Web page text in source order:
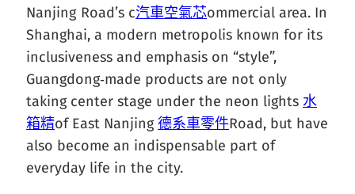
Nanjing Road’s c汽車空氣芯ommercial area. In
Shanghai, a modern metropolis known for its
inclusiveness and emphasis on “style”,
Guangdong‑made products are not only
taking center stage under the neon lights 水
箱精of East Nanjing德系車零件Road, but have
also become an indispensable part of
everyday life in the city.